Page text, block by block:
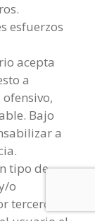
esfuerzos
acepta
a
Bajo
a
tipo de
o